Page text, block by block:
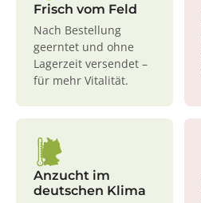
Frisch vom Feld
Nach Bestellung
geerntet und ohne
Lagerzeit versendet –
für mehr Vitalität.
Anzucht im
deutschen Klima